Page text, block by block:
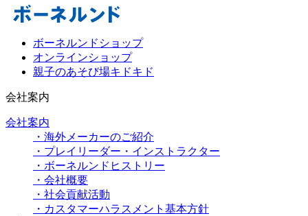
ボーネルンドショップ
オンラインショップ
親子のあそび場キドキド
会社案内
会社案内
・海外メーカーのご紹介
・プレイリーダー・インストラクター
・ボーネルンドヒストリー
・会社概要
・社会貢献活動
・カスタマーハラスメント基本方針